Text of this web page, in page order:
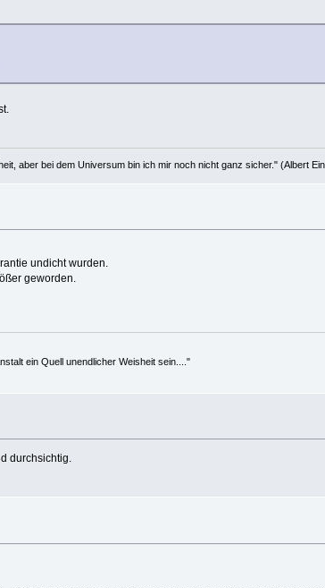
aber bei dem Universum bin ich mir noch nicht ganz sicher." (Albert
undicht wurden.
geworden.
ein Quell unendlicher Weisheit sein...."
durchsichtig.